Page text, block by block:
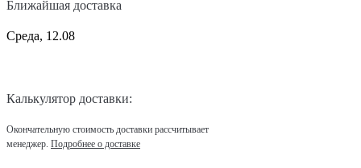
Ближайшая доставка
Среда, 12.08
Калькулятор доставки:
Окончательную стоимость доставки рассчитывает
менеджер. Подробнее о доставке